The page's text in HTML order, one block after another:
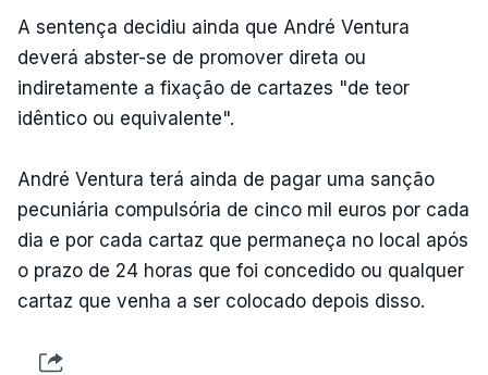
A sentença decidiu ainda que André Ventura
deverá abster-se de promover direta ou
indiretamente a fixação de cartazes "de teor
idêntico ou equivalente".
André Ventura terá ainda de pagar uma sanção
pecuniária compulsória de cinco mil euros por cada
dia e por cada cartaz que permaneça no local após
o prazo de 24 horas que foi concedido ou qualquer
cartaz que venha a ser colocado depois disso.